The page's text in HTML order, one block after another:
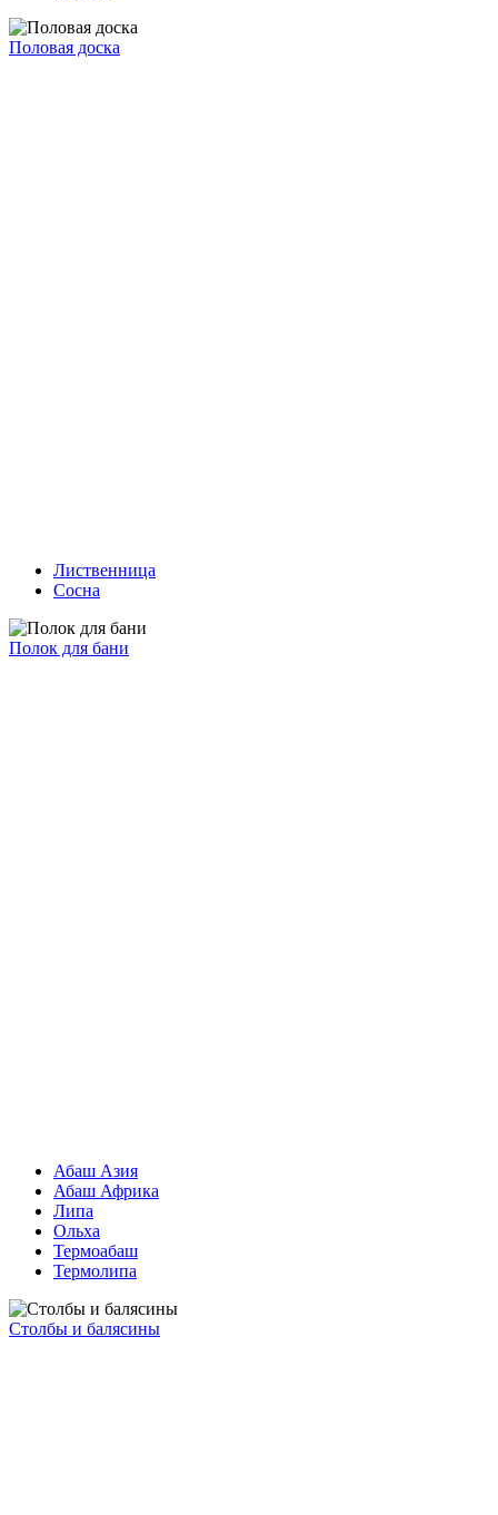
Половая доска
Лиственница
Сосна
Полок для бани
Абаш Азия
Абаш Африка
Липа
Ольха
Термоабаш
Термолипа
Столбы и балясины